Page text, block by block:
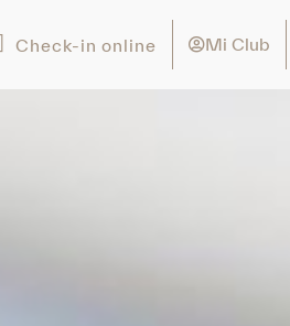
Check-in online Mi Club